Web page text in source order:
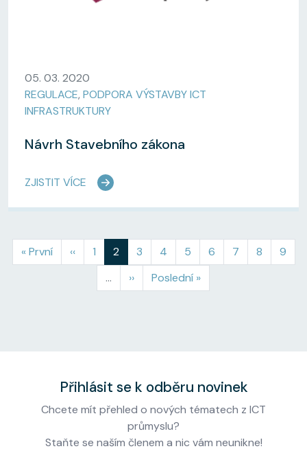
05. 03. 2020
REGULACE, PODPORA VÝSTAVBY ICT
INFRASTRUKTURY
Návrh Stavebního zákona
ZJISTIT VÍCE
First page
« První Předchozí stránka
‹‹ Page
1 Aktuální stránka
2 Page
3 Page
4 Page
5 Page
6 Page
7 Page
8 Page
9
…
Následující stránka
›› Poslední stránka
Poslední »
Přihlásit se k odběru novinek
Chcete mít přehled o nových tématech z ICT
průmyslu?
Staňte se naším členem a nic vám neunikne!